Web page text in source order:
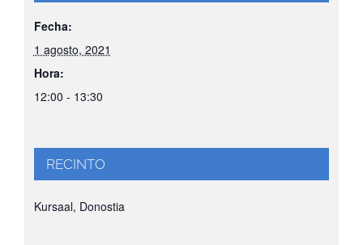
Fecha:
1 agosto, 2021
Hora:
12:00 - 13:30
RECINTO
Kursaal, Donostia